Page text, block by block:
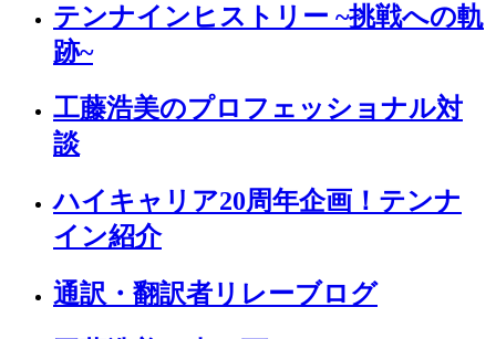
テンナインヒストリー ~挑戦への軌
跡~
工藤浩美のプロフェッショナル対
談
ハイキャリア20周年企画！テンナ
イン紹介
通訳・翻訳者リレーブログ